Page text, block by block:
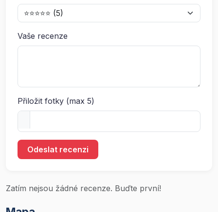
Vaše recenze
Přiložit fotky (max 5)
Odeslat recenzi
Zatím nejsou žádné recenze. Buďte první!